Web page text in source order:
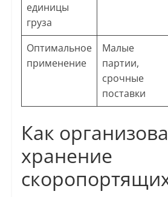
единицы
груза
Оптимальное
применение
Малые
партии,
срочные
поставки
Как
хранение